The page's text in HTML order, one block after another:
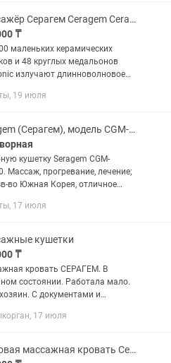
Массажёр Серагем Ceragem Ceramix S1
₸
маленьких керамических
и 48 круглых медальонов
излучают длинноволновое
Ceratonic нагреваются
19 июля
Seragem (Серагем), модель CGM-M3500
кушетку Seragem CGM-
Массаж, прогревание, лечение;
во Южная Корея, отличное
пользоваться из-за
17 июля
кушетки
₸
кровать СЕРАГЕМ. В
состоянии. Работала мало.
С документами и
17 июля
Тепловая массажная кровать Серагем